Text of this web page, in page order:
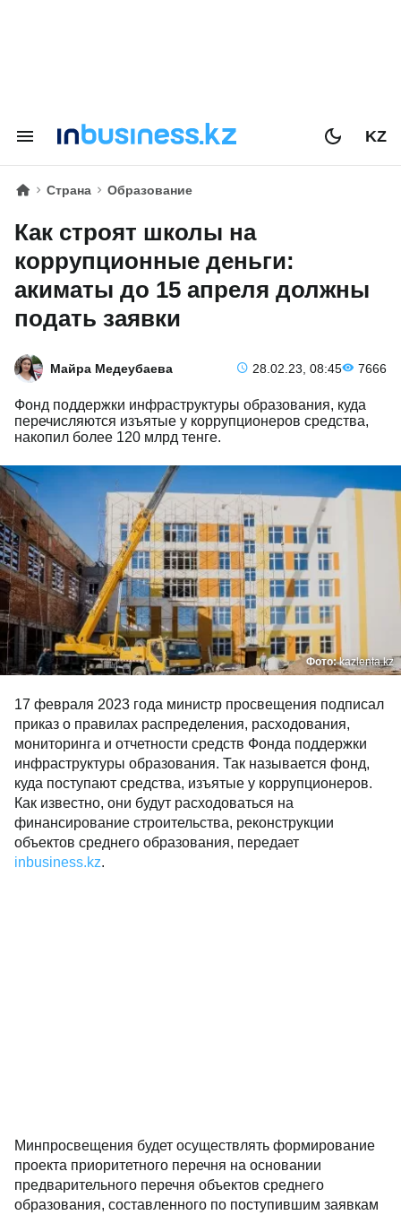
KZ
Страна Образование
Как строят школы на
коррупционные деньги:
акиматы до 15 апреля должны
подать заявки
Майра Медеубаева 28.02.23, 08:45 7666
Фонд поддержки инфраструктуры образования, куда
перечисляются изъятые у коррупционеров средства,
накопил более 120 млрд тенге.
Фото:kazlenta.kz
17 февраля 2023 года министр просвещения подписал
приказ о правилах распределения, расходования,
мониторинга и отчетности средств Фонда поддержки
инфраструктуры образования. Так называется фонд,
куда поступают средства, изъятые у коррупционеров.
Как известно, они будут расходоваться на
финансирование строительства, реконструкции
объектов среднего образования, передает
inbusiness.kz.
Минпросвещения будет осуществлять формирование
проекта приоритетного перечня на основании
предварительного перечня объектов среднего
образования, составленного по поступившим заявкам